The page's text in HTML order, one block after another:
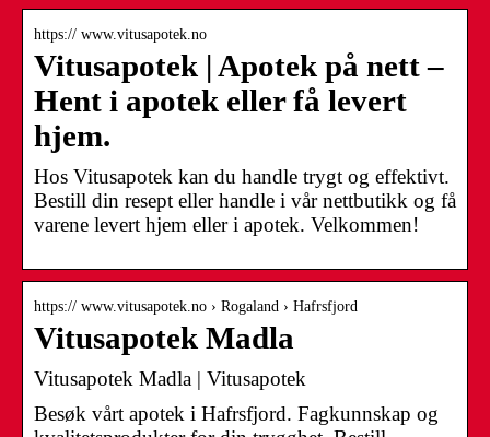
https:// www.vitusapotek.no
Vitusapotek | Apotek på nett –
Hent i apotek eller få levert
hjem.
Hos Vitusapotek kan du handle trygt og effektivt.
Bestill din resept eller handle i vår nettbutikk og få
varene levert hjem eller i apotek. Velkommen!
https:// www.vitusapotek.no › Rogaland › Hafrsfjord
Vitusapotek Madla
Vitusapotek Madla | Vitusapotek
Besøk vårt apotek i Hafrsfjord. Fagkunnskap og